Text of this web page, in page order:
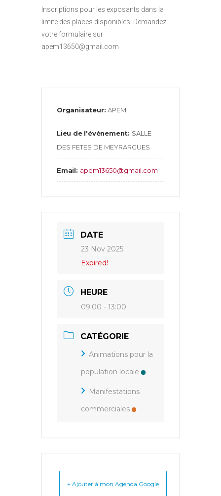
Inscriptions pour les exposants dans la
limite des places disponibles. Demandez
votre formulaire sur
apem13650@gmail.com
Organisateur:APEM
Lieu de l'événement: SALLE
DES FETES DE MEYRARGUES
Email: apem13650@gmail.com
DATE
23 Nov 2025
Expired!
HEURE
09:00 - 13:00
CATÉGORIE
Animations pour la
population locale
Manifestations
commerciales
+ Ajouter à mon Agenda Google